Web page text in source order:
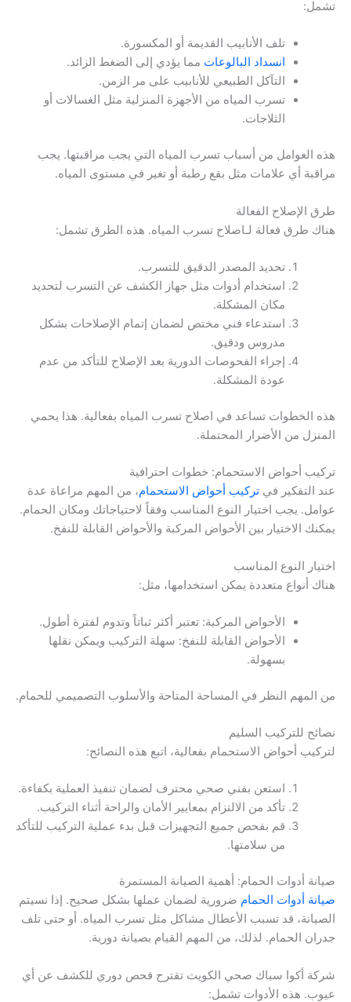
تشمل:
تلف الأنابيب القديمة أو المكسورة.
انسداد البالوعات مما يؤدي إلى الضغط الزائد.
التآكل الطبيعي للأنابيب على مر الزمن.
تسرب المياه من الأجهزة المنزلية مثل الغسالات أو
الثلاجات.
هذه العوامل من أسباب تسرب المياه التي يجب مراقبتها. يجب
مراقبة أي علامات مثل بقع رطبة أو تغير في مستوى المياه.
طرق الإصلاح الفعالة
هناك طرق فعالة لـاصلاح تسرب المياه. هذه الطرق تشمل:
تحديد المصدر الدقيق للتسرب.
استخدام أدوات مثل جهاز الكشف عن التسرب لتحديد
مكان المشكلة.
استدعاء فني مختص لضمان إتمام الإصلاحات بشكل
مدروس ودقيق.
إجراء الفحوصات الدورية بعد الإصلاح للتأكد من عدم
عودة المشكلة.
هذه الخطوات تساعد في اصلاح تسرب المياه بفعالية. هذا يحمي
المنزل من الأضرار المحتملة.
تركيب أحواض الاستحمام: خطوات احترافية
عند التفكير في تركيب أحواض الاستحمام، من المهم مراعاة عدة
عوامل. يجب اختيار النوع المناسب وفقاً لاحتياجاتك ومكان الحمام.
يمكنك الاختيار بين الأحواض المركبة والأحواض القابلة للنفخ.
اختيار النوع المناسب
هناك أنواع متعددة يمكن استخدامها، مثل:
الأحواض المركبة: تعتبر أكثر ثباتاً وتدوم لفترة أطول.
الأحواض القابلة للنفخ: سهلة التركيب ويمكن نقلها
بسهولة.
من المهم النظر في المساحة المتاحة والأسلوب التصميمي للحمام.
نصائح للتركيب السليم
لتركيب أحواض الاستحمام بفعالية، اتبع هذه النصائح:
استعن بفني صحي محترف لضمان تنفيذ العملية بكفاءة.
تأكد من الالتزام بمعايير الأمان والراحة أثناء التركيب.
قم بفحص جميع التجهيزات قبل بدء عملية التركيب للتأكد
من سلامتها.
صيانة أدوات الحمام: أهمية الصيانة المستمرة
صيانة أدوات الحمام ضرورية لضمان عملها بشكل صحيح. إذا نسيتم
الصيانة، قد تسبب الأعطال مشاكل مثل تسرب المياه. أو حتى تلف
جدران الحمام. لذلك، من المهم القيام بصيانة دورية.
شركة أكوا سباك صحي الكويت تقترح فحص دوري للكشف عن أي
عيوب. هذه الأدوات تشمل: